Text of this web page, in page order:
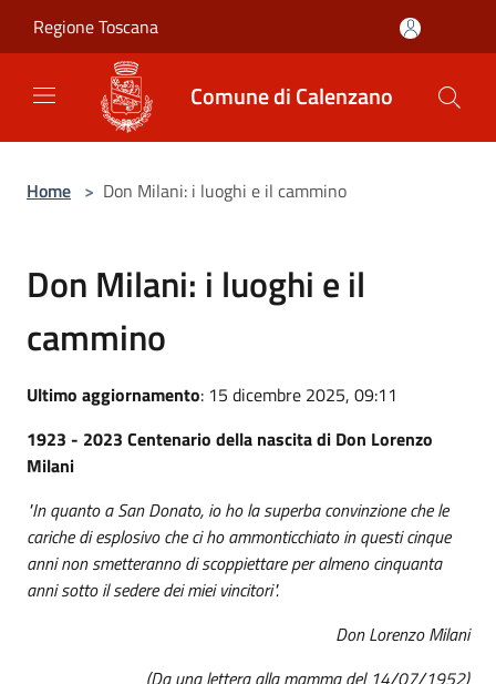
Regione Toscana
Comune di Calenzano
Home > Don Milani: i luoghi e il cammino
Don Milani: i luoghi e il
cammino
Ultimo aggiornamento: 15 dicembre 2025, 09:11
1923 - 2023 Centenario della nascita di Don Lorenzo
Milani
"In quanto a San Donato, io ho la superba convinzione che le
cariche di esplosivo che ci ho ammonticchiato in questi cinque
anni non smetteranno di scoppiettare per almeno cinquanta
anni sotto il sedere dei miei vincitori".
Don Lorenzo Milani
(Da una lettera alla mamma del 14/07/1952)